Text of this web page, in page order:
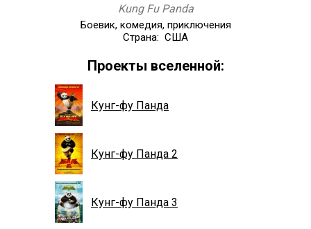
Kung Fu Panda
Боевик, комедия, приключения
Страна: США
Проекты вселенной:
Кунг-фу Панда
Кунг-фу Панда 2
Кунг-фу Панда 3